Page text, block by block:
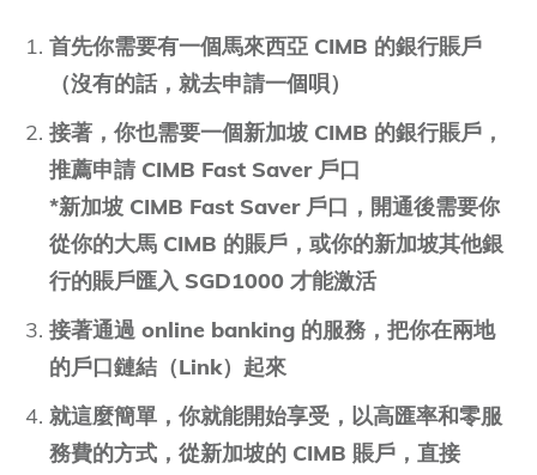
首先你需要有一個馬來西亞 CIMB 的銀行賬戶
（沒有的話，就去申請一個唄）
接著，你也需要一個新加坡 CIMB 的銀行賬戶，
推薦申請 CIMB Fast Saver 戶口
*新加坡 CIMB Fast Saver 戶口，開通後需要你
從你的大馬 CIMB 的賬戶，或你的新加坡其他銀
行的賬戶匯入 SGD1000 才能激活
接著通過 online banking 的服務，把你在兩地
的戶口鏈結（Link）起來
就這麼簡單，你就能開始享受，以高匯率和零服
務費的方式，從新加坡的 CIMB 賬戶，直接